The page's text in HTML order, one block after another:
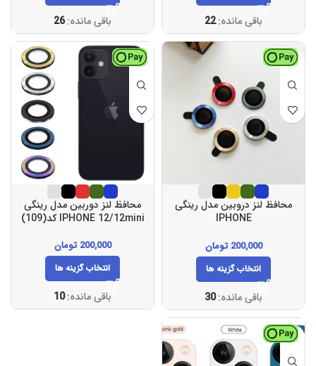
باقی مانده:22 باقی مانده:26
محافظ لنز دروبین مدل رینگی
IPHONE
کد(108)
200,000 تومان
انتخاب گزینه ها
باقی مانده:30
محافظ لنز دوربین مدل رینگی
IPHONE 12/12mini کد(109)
200,000 تومان
انتخاب گزینه ها
باقی مانده:10